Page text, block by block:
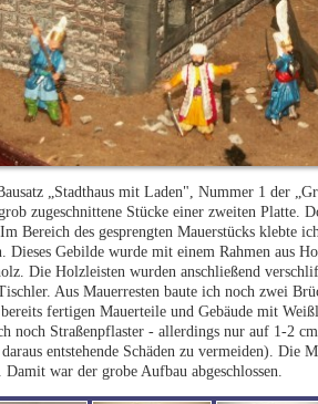
„Stadthaus mit Laden", Nummer 1 der
zugeschnittene Stücke einer zweiten Platte.
Bereich des gesprengten Mauerstücks klebte
Dieses Gebilde wurde mit einem Rahmen aus
Die Holzleisten wurden anschließend
Aus Mauerresten baute ich noch zwei
fertigen Mauerteile und Gebäude mit
noch Straßenpflaster - allerdings nur auf 1-2
entstehende Schäden zu vermeiden). Die
war der grobe Aufbau abgeschlossen.